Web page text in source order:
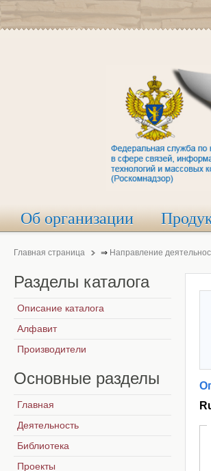
Об организации
Главная страница ⇒ Направление
Разделы каталога
Описание каталога
Алфавит
Производители
Основные разделы
Главная
Деятельность
Библиотека
Проекты